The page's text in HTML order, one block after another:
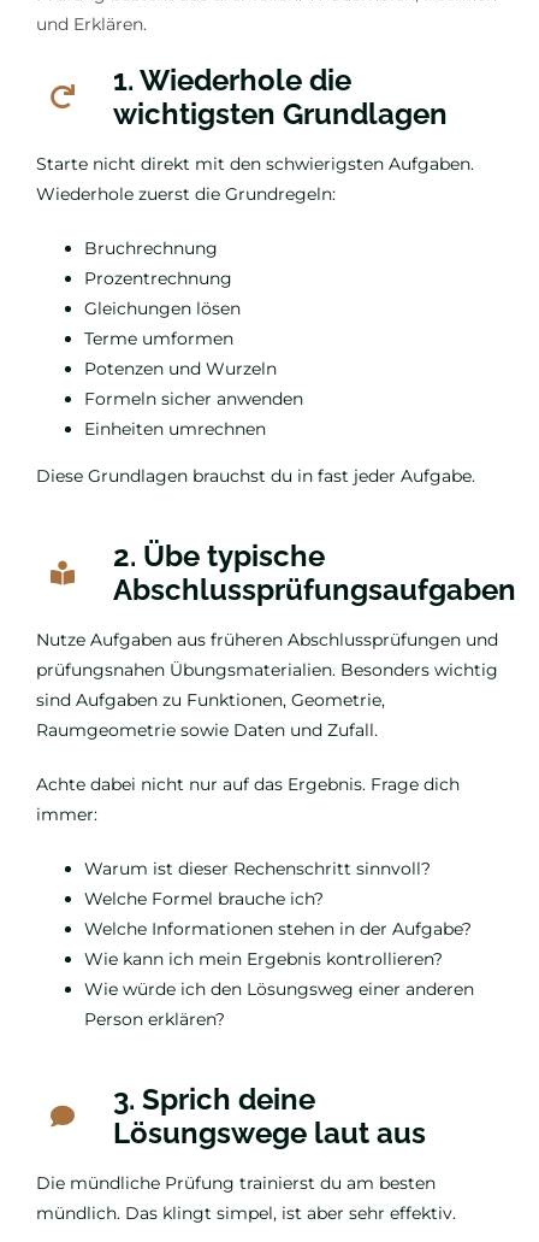
und Erklären.
1. Wiederhole die
wichtigsten Grundlagen
Starte nicht direkt mit den schwierigsten Aufgaben.
Wiederhole zuerst die Grundregeln:
Bruchrechnung
Prozentrechnung
Gleichungen lösen
Terme umformen
Potenzen und Wurzeln
Formeln sicher anwenden
Einheiten umrechnen
Diese Grundlagen brauchst du in fast jeder Aufgabe.
2. Übe typische
Abschlussprüfungsaufgaben
Nutze Aufgaben aus früheren Abschlussprüfungen und
prüfungsnahen Übungsmaterialien. Besonders wichtig
sind Aufgaben zu Funktionen, Geometrie,
Raumgeometrie sowie Daten und Zufall.
Achte dabei nicht nur auf das Ergebnis. Frage dich
immer:
Warum ist dieser Rechenschritt sinnvoll?
Welche Formel brauche ich?
Welche Informationen stehen in der Aufgabe?
Wie kann ich mein Ergebnis kontrollieren?
Wie würde ich den Lösungsweg einer anderen
Person erklären?
3. Sprich deine
Lösungswege laut aus
Die mündliche Prüfung trainierst du am besten
mündlich. Das klingt simpel, ist aber sehr effektiv.